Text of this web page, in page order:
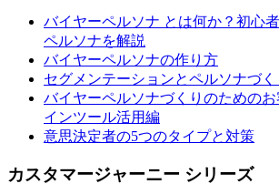
バイヤーペルソナ とは何か？初心
ペルソナを解説
バイヤーペルソナの作り方
セグメンテーションとペルソナづ
バイヤーペルソナづくりのための
インツール活用編
意思決定者の5つのタイプと対策
カスタマージャーニー シリーズ